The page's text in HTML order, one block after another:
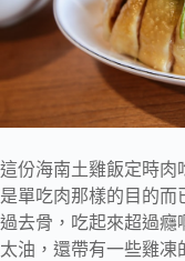
這份海南土雞飯定時肉
是單吃肉那樣的目的而
過去骨，吃起來超過癮
太油，還帶有一些雞凍